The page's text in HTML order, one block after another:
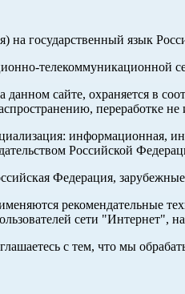
на государственный язык
телекоммуникационной
сайте, охраняется в
переработке
информационная,
Российской
Федерация,
рекомендательные
сети "Интернет",
с тем, что мы